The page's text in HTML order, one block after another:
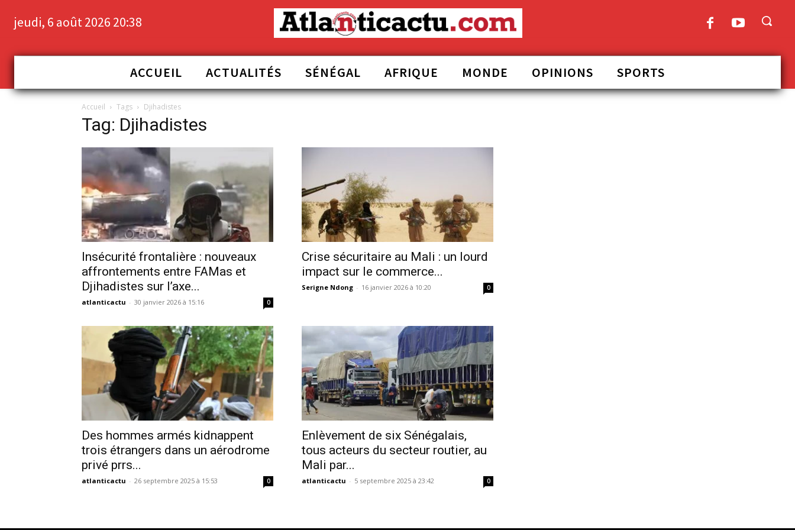
jeudi, 6 août 2026 20:38
ACCUEIL ACTUALITÉS SÉNÉGAL AFRIQUE MONDE OPINIONS SPORTS
Accueil Tags Djihadistes
Tag: Djihadistes
Insécurité frontalière : nouveaux
affrontements entre FAMas et
Djihadistes sur l’axe...
atlanticactu - 30 janvier 2026 à 15:16 0
Crise sécuritaire au Mali : un lourd
impact sur le commerce...
Serigne Ndong - 16 janvier 2026 à 10:20 0
Des hommes armés kidnappent
trois étrangers dans un aérodrome
privé prrs...
atlanticactu - 26 septembre 2025 à 15:53 0
Enlèvement de six Sénégalais,
tous acteurs du secteur routier, au
Mali par...
atlanticactu - 5 septembre 2025 à 23:42 0